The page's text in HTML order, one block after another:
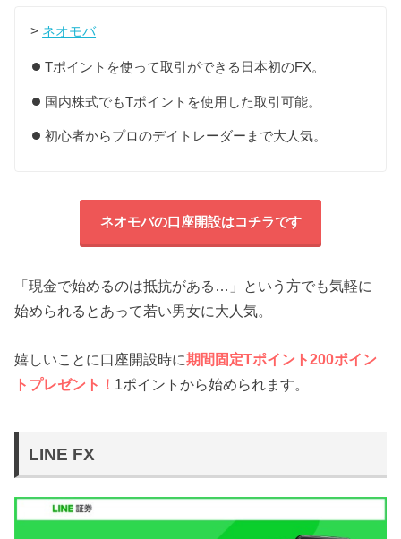
> ネオモバ
Tポイントを使って取引ができる日本初のFX。
国内株式でもTポイントを使用した取引可能。
初心者からプロのデイトレーダーまで大人気。
ネオモバの口座開設はコチラです
「現金で始めるのは抵抗がある…」という方でも気軽に
始められるとあって若い男女に大人気。
嬉しいことに口座開設時に期間固定Tポイント200ポイン
トプレゼント！ 1ポイントから始められます。
LINE FX